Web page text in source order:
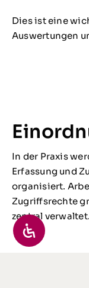
Dies ist eine
Auswertungen
In der Praxis
Erfassung und
organisiert.
Zugriffsrechte
zentral verwaltet.